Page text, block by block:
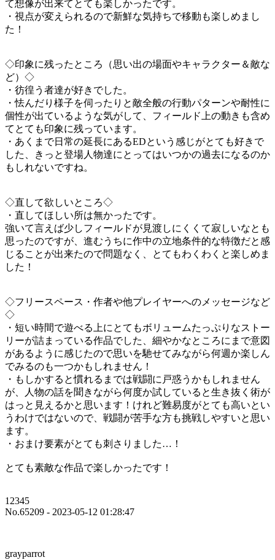
て想像が出来てとても楽しかったです。
・視点が変えられるので新鮮な気持ちで移動も楽しめまし
た！
◇印象に残ったところ（思い出の場面やキャラクター＆敵な
ど）◇
・彷徨う者達が好きでした。
・怯んだり様子を伺ったりと敵全般の行動パターンや耐性に
個性が出ているような気がして、フィールド上の動きも含め
てとても印象に残っています。
・あくまで日常の延長にあるEDという感じがとても好きで
した、きっと登場人物達にとってはいつかの過去になるのか
もしれないですね。
◇直して欲しいところ◇
・直してほしい所は無かったです。
強いて言えば少しフィールドが見渡しにくくて寂しいなとも
思ったのですが、進むうちに作中の立地条件的な特徴だと感
じることが出来たので問題なく、とてもわくわくと楽しめま
した！
◇フリースペース・作者や他プレイヤーへのメッセージなど
◇
・短い時間で遊べる上にとてもボリュームたっぷりなストー
リーが詰まっている作品でした、細やかなところにまで意図
があるように感じたので思いを馳せてみながら何週か楽しん
でみるのも一つかもしれません！
・もしかすると慣れるまでは戦闘に戸惑うかもしれません
が、人物の話を聞きながら何度か試していると生き抜く術が
はっと見えるかと思います！けれど難易度がとても高いとい
うわけではないので、戦闘が苦手な方も挑戦しやすいと思い
ます。
・おまけ要素がとても刺さりました…！
とても素敵な作品で楽しかったです！
12345
No.65209 - 2023-05-12 01:28:47
grayparrot